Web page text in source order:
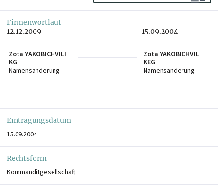
Firmenwortlaut
12.12.2009
Zota YAKOBICHVILI
KG
Namensänderung
15.09.2004
Zota YAKOBICHVILI
KEG
Namensänderung
Eintragungsdatum
15.09.2004
Rechtsform
Kommanditgesellschaft